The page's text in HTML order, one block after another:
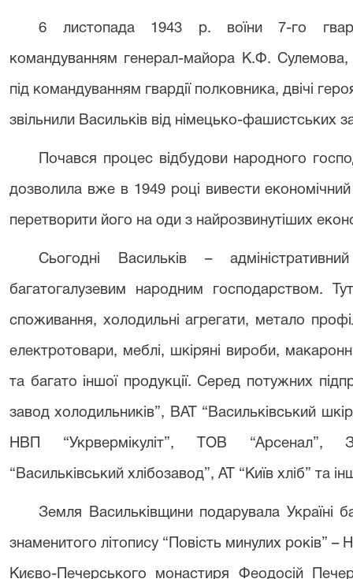
6 листопада 1943 р. воїни 7-го
командуванням генерал-майора К.Ф. Сулемова,
під командуванням гвардії полковника, двічі
звільнили Васильків від німецько-фашистських
Почався процес відбудови народного
дозволила вже в 1949 році вивести
перетворити його на оди з найрозвинутіших
Сьогодні Васильків –
багатогалузевим народним господарством.
споживання, холодильні агрегати, метало
електротовари, меблі, шкіряні вироби,
та багато іншої продукції. Серед потужних
завод холодильників”, ВАТ “Васильківський
НВП “Укрвермікуліт”, ТОВ “Арсенал”,
“Васильківський хлібозавод”, АТ “Київ хліб” та
Земля Васильківщини подарувала Україні
знаменитого літопису “Повість минулих років”
Києво-Печерського монастиря Феодосій